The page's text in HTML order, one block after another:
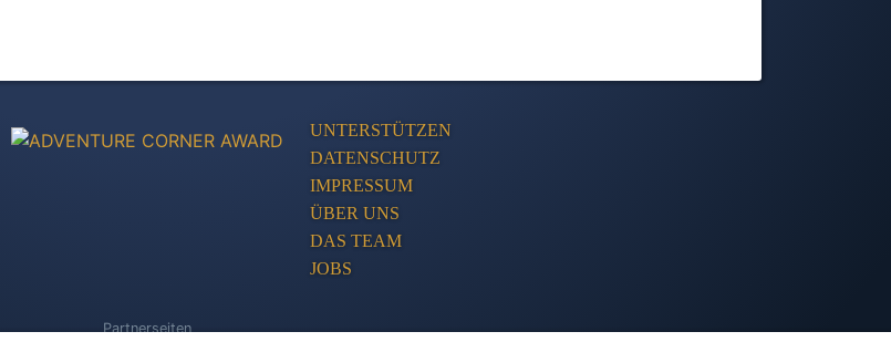
UNTERSTÜTZEN
DATENSCHUTZ
IMPRESSUM
ÜBER UNS
DAS TEAM
JOBS
Partnerseiten